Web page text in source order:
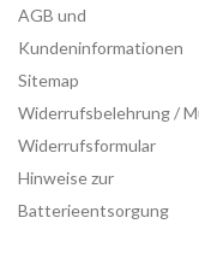
AGB und
Kundeninformationen
Sitemap
Widerrufsbelehrung /
Widerrufsformular
Hinweise zur
Batterieentsorgung